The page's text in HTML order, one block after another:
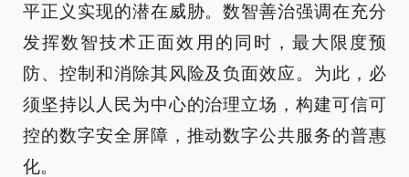
平正义实现的潜在威胁。数智善治强调在充分
发挥数智技术正面效用的同时，最大限度预
防、控制和消除其风险及负面效应。为此，必
须坚持以人民为中心的治理立场，构建可信可
控的数字安全屏障，推动数字公共服务的普惠
化。